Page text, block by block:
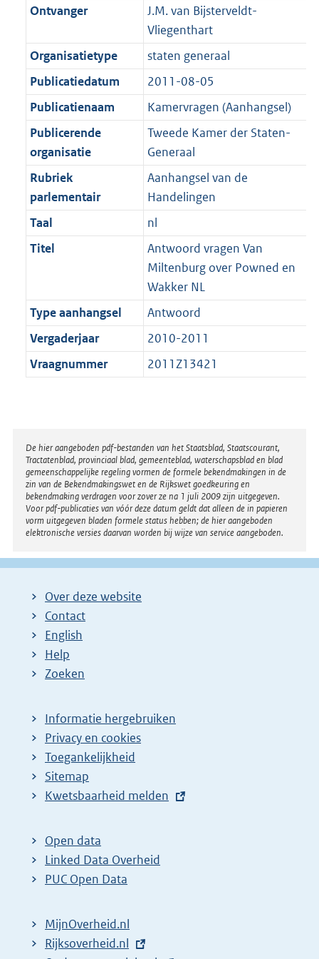
t
a
K
b
2
K
b
Ontvanger
J.M. van Bijsterveldt-
Vliegenthart
Organisatietype
staten generaal
Publicatiedatum
2011-08-05
Publicatienaam
Kamervragen (Aanhangsel)
Publicerende
organisatie
Tweede Kamer der Staten-
Generaal
Rubriek
parlementair
Aanhangsel van de
Handelingen
Taal
nl
Titel
Antwoord vragen Van
Miltenburg over Powned en
Wakker NL
Type aanhangsel
Antwoord
Vergaderjaar
2010-2011
Vraagnummer
2011Z13421
Disclaimer
De hier aangeboden pdf-bestanden van het Staatsblad, Staatscourant,
Tractatenblad, provinciaal blad, gemeenteblad, waterschapsblad en blad
gemeenschappelijke regeling vormen de formele bekendmakingen in de
zin van de Bekendmakingswet en de Rijkswet goedkeuring en
bekendmaking verdragen voor zover ze na 1 juli 2009 zijn uitgegeven.
Voor pdf-publicaties van vóór deze datum geldt dat alleen de in papieren
vorm uitgegeven bladen formele status hebben; de hier aangeboden
elektronische versies daarvan worden bij wijze van service aangeboden.
Over deze website
Contact
English
Help
Zoeken
Informatie hergebruiken
Privacy en cookies
Toegankelijkheid
Sitemap
E
t
e
r
l
i
Kwetsbaarheid melden
Open data
Linked Data Overheid
PUC Open Data
MijnOverheid.nl
E
Rijksoverheid.nl